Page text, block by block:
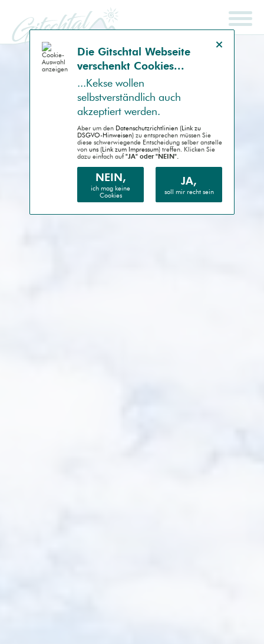
SCHNELLSUCHE
ENDGERÄT
Handheld (PDA)
Barrierefrei (AA)
Die Gitsch­tal Web­seite
ver­schenkt Coo­kies...
...Kek­se wollen
selbst­ver­ständlich auch
akzep­tiert werden.
Aber um den Daten­schutz­richtlinien (Link zu
DSGVO-Hinweisen) zu entsprechen müssen Sie
diese schwer­wiegende Entscheidung selber anstelle
von uns (Link zum Impressum) treffen. Klicken Sie
dazu einfach auf"JA" oder "NEIN".
NEIN,
ich mag keine
Cookies
JA,
soll mir recht sein